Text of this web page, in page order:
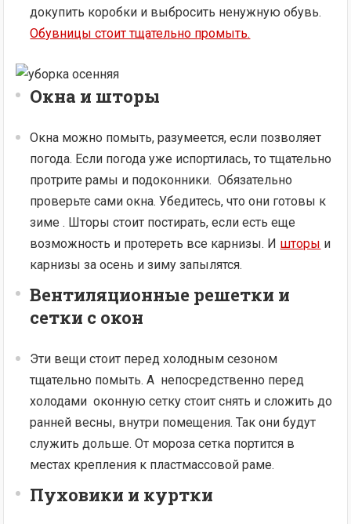
докупить коробки и выбросить ненужную обувь.
Обувницы стоит тщательно промыть.
Окна и шторы
Окна можно помыть, разумеется, если позволяет
погода. Если погода уже испортилась, то тщательно
протрите рамы и подоконники. Обязательно
проверьте сами окна. Убедитесь, что они готовы к
зиме . Шторы стоит постирать, если есть еще
возможность и протереть все карнизы. И шторы и
карнизы за осень и зиму запылятся.
Вентиляционные решетки и
сетки с окон
Эти вещи стоит перед холодным сезоном
тщательно помыть. А непосредственно перед
холодами оконную сетку стоит снять и сложить до
ранней весны, внутри помещения. Так они будут
служить дольше. От мороза сетка портится в
местах крепления к пластмассовой раме.
Пуховики и куртки